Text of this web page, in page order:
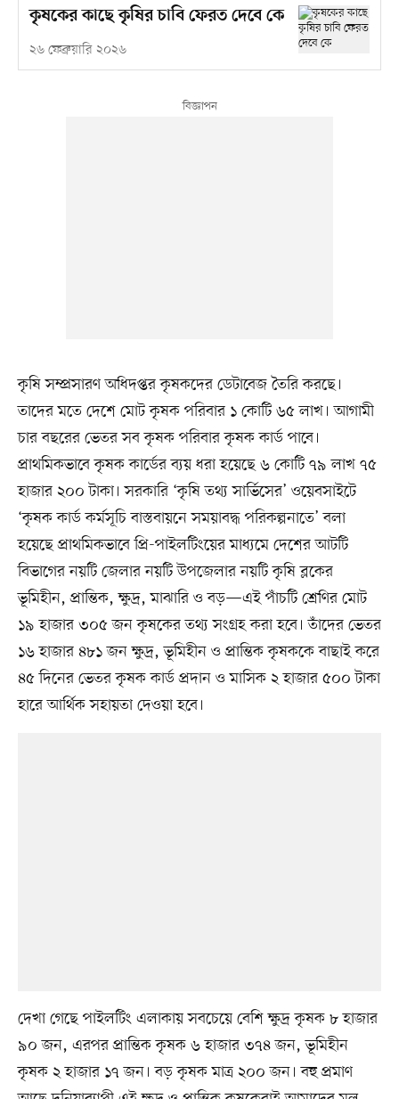
কৃষকের কাছে কৃষির চাবি ফেরত দেবে কে
২৬ ফেব্রুয়ারি ২০২৬
কৃষি সম্প্রসারণ অধিদপ্তর কৃষকদের ডেটাবেজ তৈরি করছে।
তাদের মতে দেশে মোট কৃষক পরিবার ১ কোটি ৬৫ লাখ। আগামী
চার বছরের ভেতর সব কৃষক পরিবার কৃষক কার্ড পাবে।
প্রাথমিকভাবে কৃষক কার্ডের ব্যয় ধরা হয়েছে ৬ কোটি ৭৯ লাখ ৭৫
হাজার ২০০ টাকা। সরকারি ‘কৃষি তথ্য সার্ভিসের’ ওয়েবসাইটে
‘কৃষক কার্ড কর্মসূচি বাস্তবায়নে সময়াবদ্ধ পরিকল্পনাতে’ বলা
হয়েছে প্রাথমিকভাবে প্রি-পাইলটিংয়ের মাধ্যমে দেশের আটটি
বিভাগের নয়টি জেলার নয়টি উপজেলার নয়টি কৃষি ব্লকের
ভূমিহীন, প্রান্তিক, ক্ষুদ্র, মাঝারি ও বড়—এই পাঁচটি শ্রেণির মোট
১৯ হাজার ৩০৫ জন কৃষকের তথ্য সংগ্রহ করা হবে। তাঁদের ভেতর
১৬ হাজার ৪৮১ জন ক্ষুদ্র, ভূমিহীন ও প্রান্তিক কৃষককে বাছাই করে
৪৫ দিনের ভেতর কৃষক কার্ড প্রদান ও মাসিক ২ হাজার ৫০০ টাকা
হারে আর্থিক সহায়তা দেওয়া হবে।
দেখা গেছে পাইলটিং এলাকায় সবচেয়ে বেশি ক্ষুদ্র কৃষক ৮ হাজার
৯০ জন, এরপর প্রান্তিক কৃষক ৬ হাজার ৩৭৪ জন, ভূমিহীন
কৃষক ২ হাজার ১৭ জন। বড় কৃষক মাত্র ২০০ জন। বহু প্রমাণ